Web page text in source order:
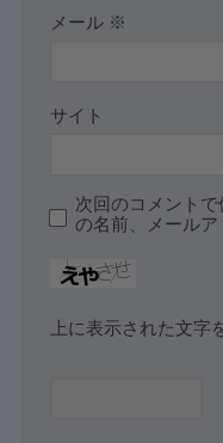
メール ※
サイト
次回のコメント
の名前、メールア
上に表示された文字